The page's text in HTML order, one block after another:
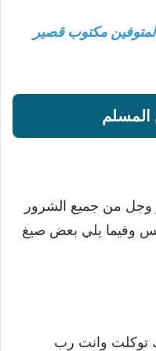
مكتوب قصير
المسلم
وجل من جميع الشرور
وفيما يلي بعض صيغ
توكلت وانت رب